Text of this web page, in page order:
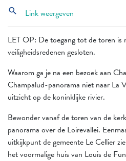
LET OP: De toegang tot de toren is
veiligheidsredenen gesloten.
Waarom ga je na een bezoek aan
Champalud-panorama niet naar La
uitzicht op de koninklijke rivier.
Bewonder vanaf de toren van de
panorama over de Loirevallei.
uitkijkpunt de gemeente Le Cellier
het voormalige huis van Louis de
search Link weergeven